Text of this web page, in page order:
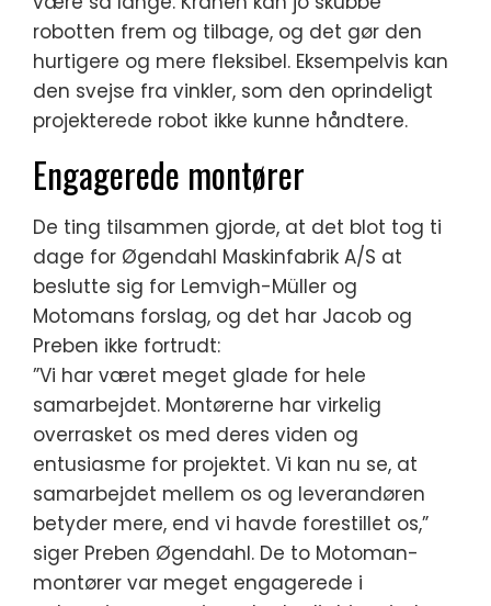
robotten frem og tilbage, og det gør den
hurtigere og mere fleksibel. Eksempelvis kan
den svejse fra vinkler, som den oprindeligt
projekterede robot ikke kunne håndtere.
Engagerede montører
De ting tilsammen gjorde, at det blot tog ti
dage for Øgendahl Maskinfabrik A/S at
beslutte sig for Lemvigh-Müller og
Motomans forslag, og det har Jacob og
Preben ikke fortrudt:
”Vi har været meget glade for hele
samarbejdet. Montørerne har virkelig
overrasket os med deres viden og
entusiasme for projektet. Vi kan nu se, at
samarbejdet mellem os og leverandøren
betyder mere, end vi havde forestillet os,”
siger Preben Øgendahl. De to Motoman-
montører var meget engagerede i